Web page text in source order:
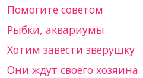
Помогите советом
Рыбки, аквариумы
Хотим завести зверушку
Они ждут своего хозяина